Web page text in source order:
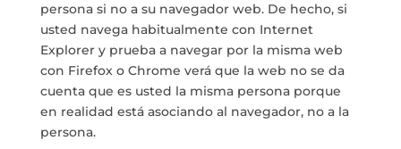
persona si no a su navegador web. De hecho, si
usted navega habitualmente con Internet
Explorer y prueba a navegar por la misma web
con Firefox o Chrome verá que la web no se da
cuenta que es usted la misma persona porque
en realidad está asociando al navegador, no a la
persona.